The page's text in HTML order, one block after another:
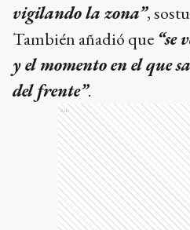
vigilando la zona”,
También añadió que “se
y el momento en el que
del frente”.
Ads